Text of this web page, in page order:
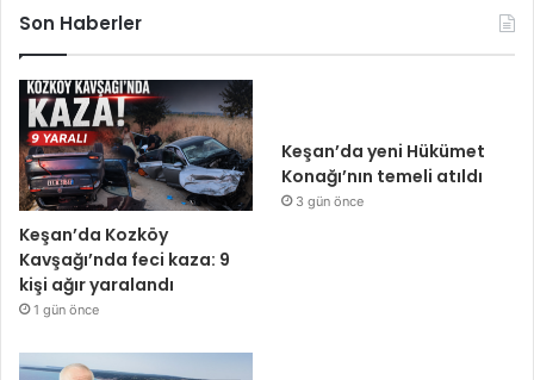
Son Haberler
Keşan’da Kozköy
Kavşağı’nda feci kaza: 9
kişi ağır yaralandı
1 gün önce
Keşan’da yeni Hükümet
Konağı’nın temeli atıldı
3 gün önce